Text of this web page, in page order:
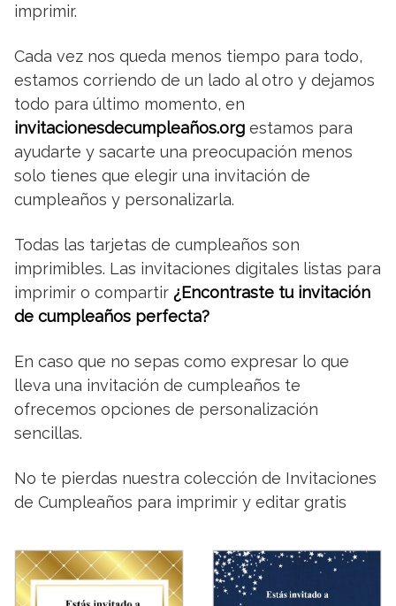
imprimir.
Cada vez nos queda menos tiempo para todo,
estamos corriendo de un lado al otro y dejamos
todo para último momento, en
invitacionesdecumpleaños.org estamos para
ayudarte y sacarte una preocupación menos
solo tienes que elegir una invitación de
cumpleaños y personalizarla.
Todas las tarjetas de cumpleaños son
imprimibles. Las invitaciones digitales listas para
imprimir o compartir ¿Encontraste tu invitación
de cumpleaños perfecta?
En caso que no sepas como expresar lo que
lleva una invitación de cumpleaños te
ofrecemos opciones de personalización
sencillas.
No te pierdas nuestra colección de Invitaciones
de Cumpleaños para imprimir y editar gratis